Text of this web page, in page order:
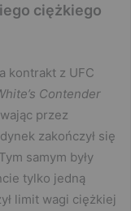
ciężkiego
kontrakt z UFC
Contender
przez
zakończył się
samym były
tylko jedną
limit wagi ciężkiej